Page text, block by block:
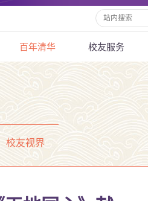
百年清华 校友服务
校友视界